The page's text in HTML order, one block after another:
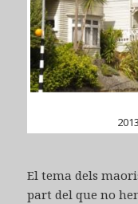
El tema dels
part del que no